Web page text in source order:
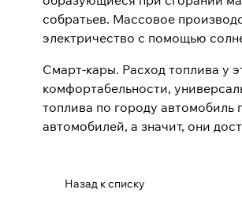
собратьев. Массовое
электричество с помощью
Смарт-кары. Расход топлива у
комфортабельности,
топлива по городу автомобиль
автомобилей, а значит, они
Назад к списку